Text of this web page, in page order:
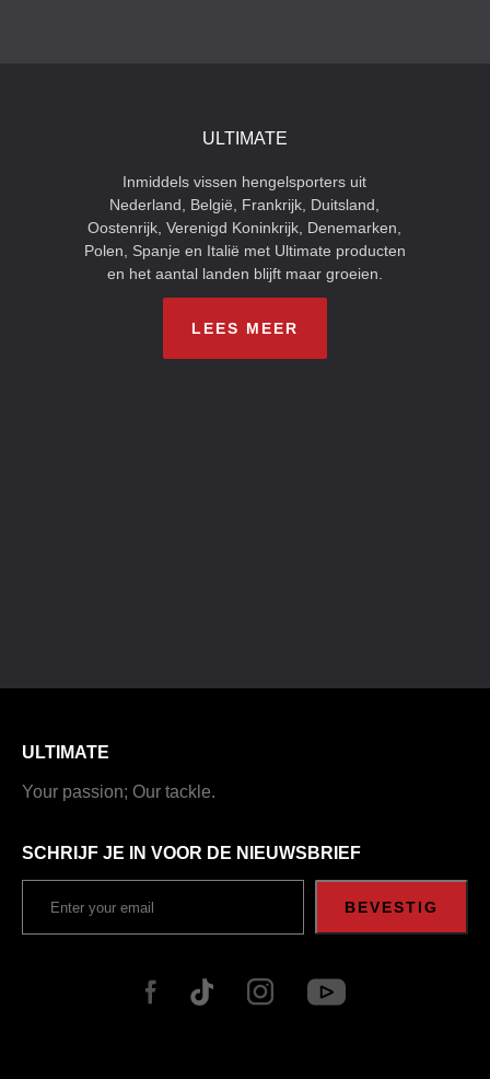
ULTIMATE
Inmiddels vissen hengelsporters uit
Nederland, België, Frankrijk, Duitsland,
Oostenrijk, Verenigd Koninkrijk, Denemarken,
Polen, Spanje en Italië met Ultimate producten
en het aantal landen blijft maar groeien.
LEES MEER
ULTIMATE
Your passion; Our tackle.
SCHRIJF JE IN VOOR DE NIEUWSBRIEF
BEVESTIG